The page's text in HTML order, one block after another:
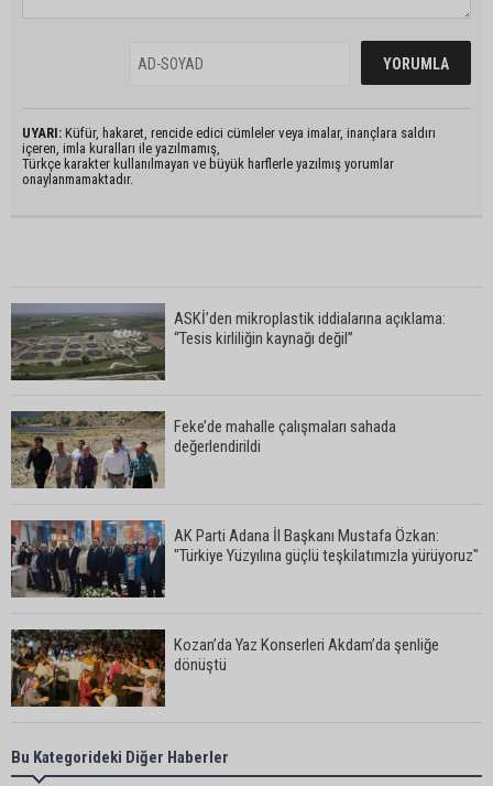
UYARI: Küfür, hakaret, rencide edici cümleler veya imalar, inançlara saldırı
içeren, imla kuralları ile yazılmamış,
Türkçe karakter kullanılmayan ve büyük harflerle yazılmış yorumlar
onaylanmamaktadır.
ASKİ’den mikroplastik iddialarına açıklama:
“Tesis kirliliğin kaynağı değil”
Feke’de mahalle çalışmaları sahada
değerlendirildi
AK Parti Adana İl Başkanı Mustafa Özkan:
"Türkiye Yüzyılına güçlü teşkilatımızla yürüyoruz"
Kozan’da Yaz Konserleri Akdam’da şenliğe
dönüştü
Adana’da sıcaklık alarmı: Hissedilen 43 dereceyi
bulacak
Bu Kategorideki Diğer Haberler